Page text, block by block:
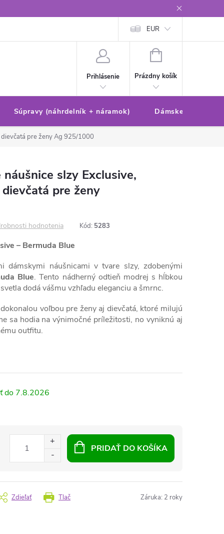
Ochrana osobných údajov
EUR
Prihlásenie
NÁKUPNÝ
Prázdny košík
Súpravy (náhrdelník + náramok) Dámske sety
pre ženyAg 925/1000
slzy Exclusive,
pre ženy
hodnotenia Kód: 5283
– Bermuda Blue
dámskymi náušnicami v tvare slzy, zdobenými
Blue. Tento nádherný odtieň modrej s hĺbkou
dodá vášmu vzhľadu eleganciu a šmrnc.
voľbou pre ženy aj dievčatá, ktoré milujú
sa hodia na výnimočné príležitosti, no vyniknú aj
outfitu.
7.8.2026
PRIDAŤ DO KOŠÍKA
Tlač
Zdieľať Záruka: 2 roky